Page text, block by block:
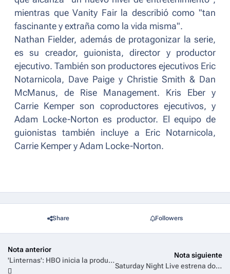
mientras que Vanity Fair la describió como "tan
fascinante y extraña como la vida misma".
Nathan Fielder, además de protagonizar la serie,
es su creador, guionista, director y productor
ejecutivo. También son productores ejecutivos Eric
Notarnicola, Dave Paige y Christie Smith & Dan
McManus, de Rise Management. Kris Eber y
Carrie Kemper son coproductores ejecutivos, y
Adam Locke-Norton es productor. El equipo de
guionistas también incluye a Eric Notarnicola,
Carrie Kemper y Adam Locke-Norton.
Share Followers
Nota anterior
'Linternas': HBO inicia la producción de su nueva serie dramática original
Nota siguiente
Saturday Night Live estrena dos nuevos documentales con material inédito que hará homenaje a su gran legado en la historia de la televisión, la comedia y la música